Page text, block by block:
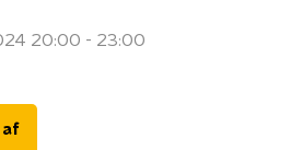
20:00 - 23:00
af